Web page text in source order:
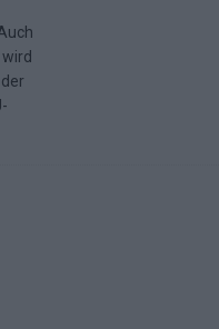
Café, neue Westernstadt: Der
problematisch, Deutschland